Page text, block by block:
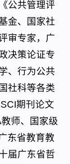
公共管理评
金、国家社
审专家，广
决策论证专
、行为公共
社科等各类
期刊论文
师、国家级
东省教育教
届广东省哲